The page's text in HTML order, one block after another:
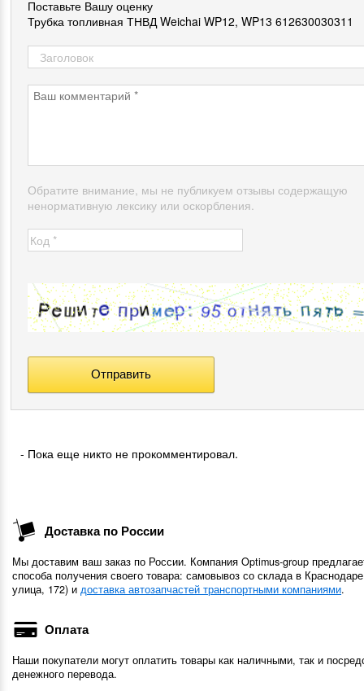
Поставьте Вашу оценку
Трубка топливная ТНВД Weichai WP12, WP13 612630030311
Обратите внимание, мы не публикуем отзывы содержащую
ненормативную лексику или оскорбления.
- Пока еще никто не прокомментировал.
Доставка по России
Мы доставим ваш заказ по России. Компания Optimus-group
способа получения своего товара: самовывоз со склада в
улица, 172) и доставка автозапчастей транспортными компаниями.
Оплата
Наши покупатели могут оплатить товары как наличными, так и
денежного перевода.